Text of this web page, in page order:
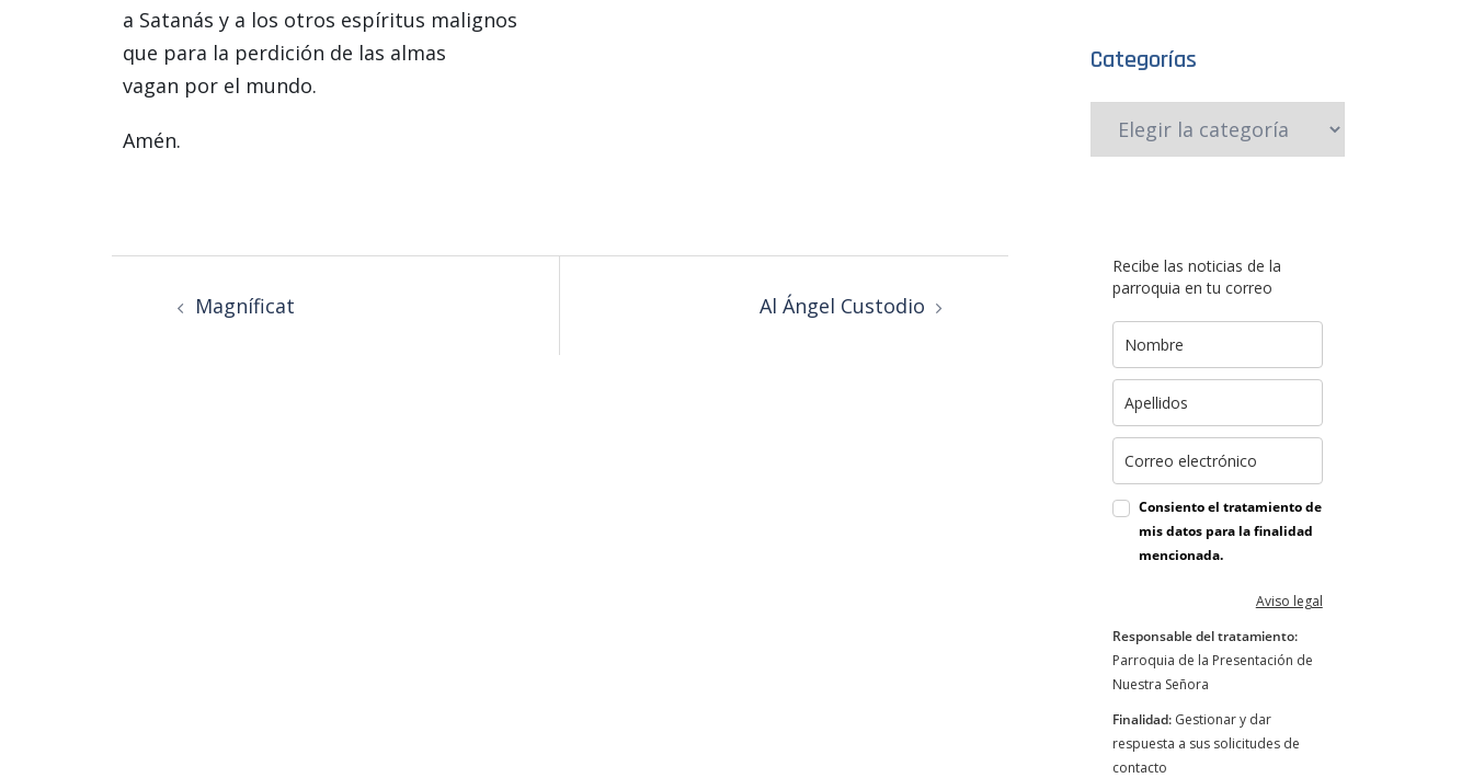
a Satanás y a los otros espíritus malignos
que para la perdición de las almas
vagan por el mundo.
Amén.
Magníficat Al Ángel Custodio
Categorías
Recibe las noticias de la
parroquia en tu correo
Consiento el tratamiento de
mis datos para la finalidad
mencionada.
Aviso legal
Responsable del tratamiento:
Parroquia de la Presentación de
Nuestra Señora
Finalidad:Gestionar y dar
respuesta a sus solicitudes de
contacto